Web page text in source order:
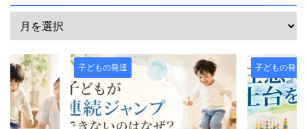
子どもの発達 子どもの発達